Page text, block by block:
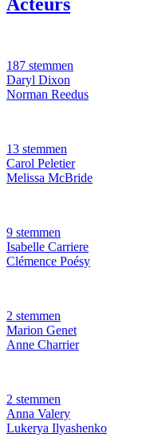
Acteurs
187 stemmen
Daryl Dixon
Norman Reedus
13 stemmen
Carol Peletier
Melissa McBride
9 stemmen
Isabelle Carriere
Clémence Poésy
2 stemmen
Marion Genet
Anne Charrier
2 stemmen
Anna Valery
Lukerya Ilyashenko